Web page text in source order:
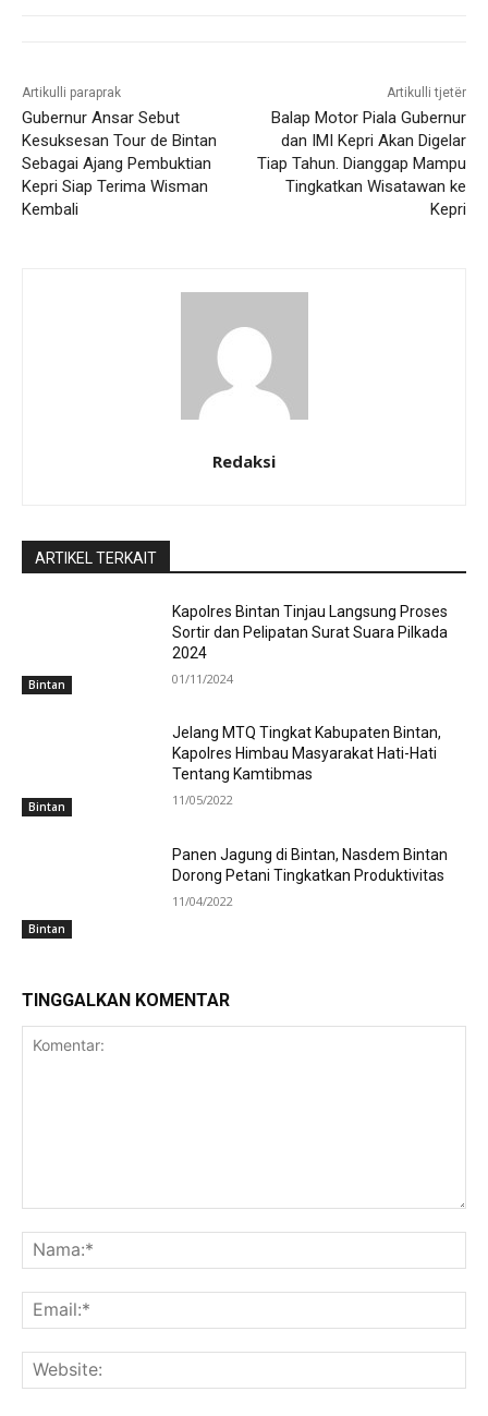
Artikulli paraprak
Gubernur Ansar Sebut
Kesuksesan Tour de Bintan
Sebagai Ajang Pembuktian
Kepri Siap Terima Wisman
Kembali
Artikulli tjetër
Balap Motor Piala Gubernur
dan IMI Kepri Akan Digelar
Tiap Tahun. Dianggap Mampu
Tingkatkan Wisatawan ke
Kepri
Redaksi
ARTIKEL TERKAIT
Bintan
Kapolres Bintan Tinjau Langsung Proses
Sortir dan Pelipatan Surat Suara Pilkada
2024
01/11/2024
Bintan
Jelang MTQ Tingkat Kabupaten Bintan,
Kapolres Himbau Masyarakat Hati-Hati
Tentang Kamtibmas
11/05/2022
Bintan
Panen Jagung di Bintan, Nasdem Bintan
Dorong Petani Tingkatkan Produktivitas
11/04/2022
TINGGALKAN KOMENTAR